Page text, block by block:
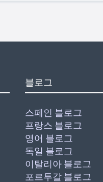
블로그
스페인 블로그
프랑스 블로그
영어 블로그
독일 블로그
이탈리아 블로그
포르투갈 블로그